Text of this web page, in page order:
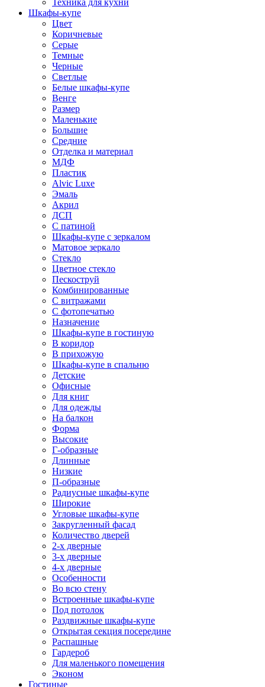
Техника для кухни
Шкафы-купе
Цвет
Коричневые
Серые
Темные
Черные
Светлые
Белые шкафы-купе
Венге
Размер
Маленькие
Большие
Средние
Отделка и материал
МДФ
Пластик
Alvic Luxe
Эмаль
Акрил
ДСП
С патиной
Шкафы-купе с зеркалом
Матовое зеркало
Стекло
Цветное стекло
Пескоструй
Комбинированные
С витражами
С фотопечатью
Назначение
Шкафы-купе в гостиную
В коридор
В прихожую
Шкафы-купе в спальню
Детские
Офисные
Для книг
Для одежды
На балкон
Форма
Высокие
Г-образные
Длинные
Низкие
П-образные
Радиусные шкафы-купе
Широкие
Угловые шкафы-купе
Закругленный фасад
Количество дверей
2-х дверные
3-х дверные
4-х дверные
Особенности
Во всю стену
Встроенные шкафы-купе
Под потолок
Раздвижные шкафы-купе
Открытая секция посередине
Распашные
Гардероб
Для маленького помещения
Эконом
Гостиные